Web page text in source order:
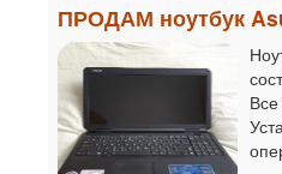
ПРОДАМ ноутбук